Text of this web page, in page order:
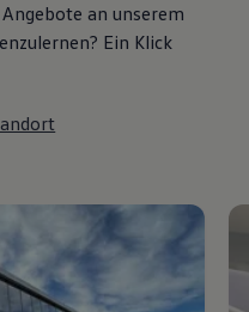
an unserem
Ein Klick